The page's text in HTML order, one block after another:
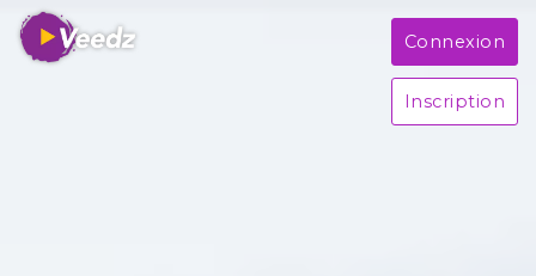
Connexion
Inscription